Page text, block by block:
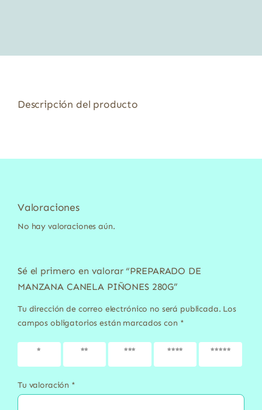
Descripción del producto
Valoraciones
No hay valoraciones aún.
Sé el primero en valorar “PREPARADO DE
MANZANA CANELA PIÑONES 280G”
Tu dirección de correo electrónico no será publicada. Los
campos obligatorios están marcados con *
1 de 5
2 de 5
3 de 5
4 de 5
5 de 5
Tu valoración *